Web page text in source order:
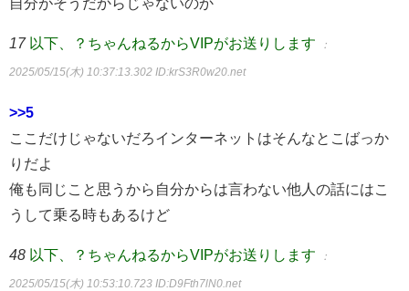
17 以下、？ちゃんねるからVIPがお送りします ：
2025/05/15(木) 10:37:13.302 ID:krS3R0w20.net
>>5
ここだけじゃないだろインターネットはそんなとこばっか
りだよ
俺も同じこと思うから自分からは言わない他人の話にはこ
うして乗る時もあるけど
48 以下、？ちゃんねるからVIPがお送りします ：
2025/05/15(木) 10:53:10.723 ID:D9Fth7lN0.net